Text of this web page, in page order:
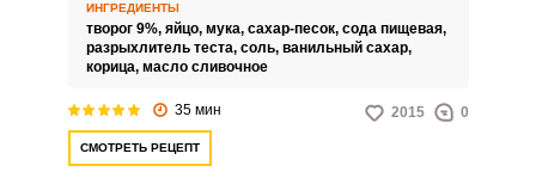
существует большое количество
рецептов разных классических
вариантов. Да и у каждой
но я всегда люблю говорить о
том, что высокую кухню мы
ИНГРЕДИЕНТЫ
творог 9%, яйцо, мука, сахар-песок, сода пищевая,
разрыхлитель теста, соль, ванильный сахар,
корица, масло сливочное
35 мин 2015 0
СМОТРЕТЬ РЕЦЕПТ